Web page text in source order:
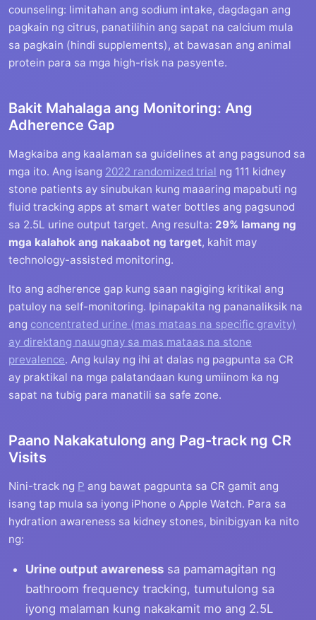
counseling: limitahan ang sodium intake, dagdagan ang
pagkain ng citrus, panatilihin ang sapat na calcium mula
sa pagkain (hindi supplements), at bawasan ang animal
protein para sa mga high-risk na pasyente.
Bakit Mahalaga ang Monitoring: Ang
Adherence Gap
Magkaiba ang kaalaman sa guidelines at ang pagsunod sa
mga ito. Ang isang 2022 randomized trial ng 111 kidney
stone patients ay sinubukan kung maaaring mapabuti ng
fluid tracking apps at smart water bottles ang pagsunod
sa 2.5L urine output target. Ang resulta: 29% lamang ng
mga kalahok ang nakaabot ng target, kahit may
technology-assisted monitoring.
Ito ang adherence gap kung saan nagiging kritikal ang
patuloy na self-monitoring. Ipinapakita ng pananaliksik na
ang concentrated urine (mas mataas na specific gravity)
ay direktang nauugnay sa mas mataas na stone
prevalence. Ang kulay ng ihi at dalas ng pagpunta sa CR
ay praktikal na mga palatandaan kung umiinom ka ng
sapat na tubig para manatili sa safe zone.
Paano Nakakatulong ang Pag-track ng CR
Visits
Nini-track ng P ang bawat pagpunta sa CR gamit ang
isang tap mula sa iyong iPhone o Apple Watch. Para sa
hydration awareness sa kidney stones, binibigyan ka nito
ng:
Urine output awareness sa pamamagitan ng
bathroom frequency tracking, tumutulong sa
iyong malaman kung nakakamit mo ang 2.5L